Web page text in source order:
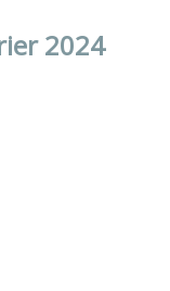
2024